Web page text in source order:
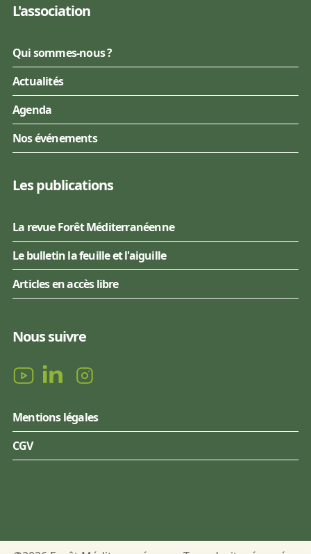
L'association
Qui sommes-nous ?
Actualités
Agenda
Nos événements
Les publications
La revue Forêt Méditerranéenne
Le bulletin la feuille et l'aiguille
Articles en accès libre
Nous suivre
Mentions légales
CGV